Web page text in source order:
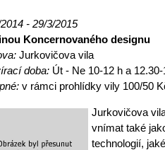
- 29/3/2015
Koncernovaného designu
Jurkovičova vila
doba: Út - Ne 10-12 h a 12.30-
v rámci prohlídky vily 100/50
Jurkovičova
vnímat také
technologií,